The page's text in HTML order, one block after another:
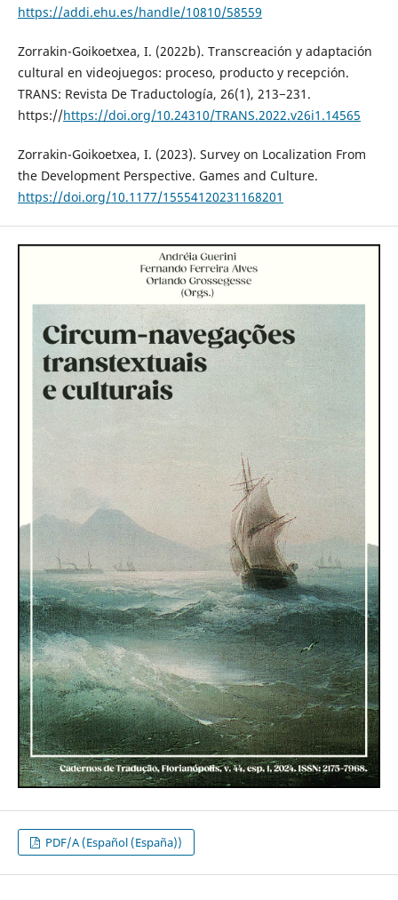
https://addi.ehu.es/handle/10810/58559
Zorrakin-Goikoetxea, I. (2022b). Transcreación y adaptación
cultural en videojuegos: proceso, producto y recepción.
TRANS: Revista De Traductología, 26(1), 213−231.
https://https://doi.org/10.24310/TRANS.2022.v26i1.14565
Zorrakin-Goikoetxea, I. (2023). Survey on Localization From
the Development Perspective. Games and Culture.
https://doi.org/10.1177/15554120231168201
PDF/A (Español (España))